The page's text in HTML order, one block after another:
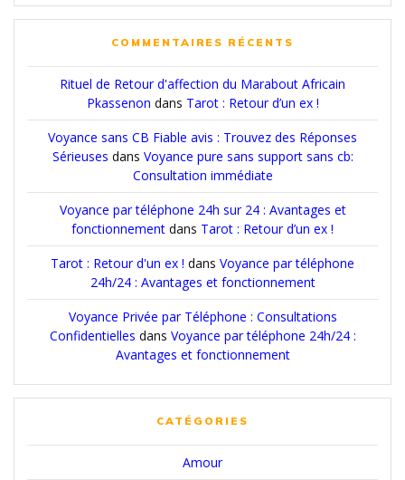
COMMENTAIRES RÉCENTS
Rituel de Retour d'affection du Marabout Africain
Pkassenon dans Tarot : Retour d’un ex !
Voyance sans CB Fiable avis : Trouvez des Réponses
Sérieuses dans Voyance pure sans support sans cb:
Consultation immédiate
Voyance par téléphone 24h sur 24 : Avantages et
fonctionnement dans Tarot : Retour d’un ex !
Tarot : Retour d'un ex ! dans Voyance par téléphone
24h/24 : Avantages et fonctionnement
Voyance Privée par Téléphone : Consultations
Confidentielles dans Voyance par téléphone 24h/24 :
Avantages et fonctionnement
CATÉGORIES
Amour